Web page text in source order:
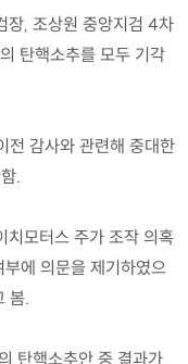
장, 조상원 중앙지검 4차
탄핵소추를 모두 기각
전 감사와 관련해 중대한
.
치모터스 주가 조작 의혹
에 의문을 제기하였으
봄.
탄핵소추안 중 결과가